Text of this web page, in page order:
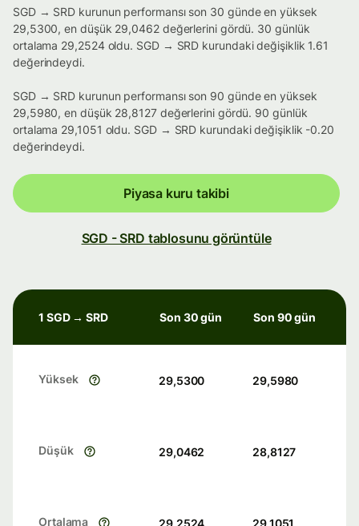
SGD → SRD kurunun performansı son 30 günde en yüksek
29,5300, en düşük 29,0462 değerlerini gördü. 30 günlük
ortalama 29,2524 oldu. SGD → SRD kurundaki değişiklik 1.61
değerindeydi.
SGD → SRD kurunun performansı son 90 günde en yüksek
29,5980, en düşük 28,8127 değerlerini gördü. 90 günlük
ortalama 29,1051 oldu. SGD → SRD kurundaki değişiklik -0.20
değerindeydi.
Piyasa kuru takibi
SGD - SRD tablosunu görüntüle
1 SGD → SRD Son 30 gün Son 90 gün
Yüksek 29,5300 29,5980
Düşük 29,0462 28,8127
Ortalama